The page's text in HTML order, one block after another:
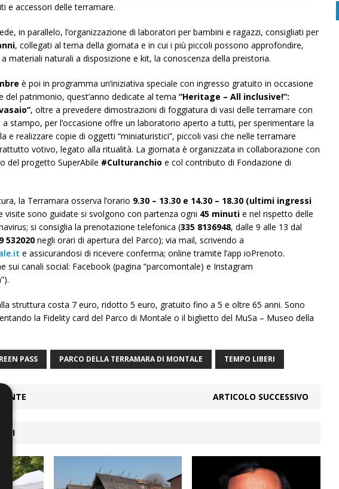
e accessori delle terramare.
in parallelo, l’organizzazione di laboratori per bambini e ragazzi, consigliati per
, collegati al tema della giornata e in cui i più piccoli possono approfondire,
materiali naturali a disposizione e kit, la conoscenza della preistoria.
è poi in programma un’iniziativa speciale con ingresso gratuito in occasione
del patrimonio, quest’anno dedicate al tema “Heritage – All inclusive!”:
, oltre a prevedere dimostrazioni di foggiatura di vasi delle terramare con
a stampo, per l’occasione offre un laboratorio aperto a tutti, per sperimentare la
e realizzare copie di oggetti “miniaturistici”, piccoli vasi che nelle terramare
votivo, legato alla ritualità. La giornata è organizzata in collaborazione con
del progetto SuperAbile #Culturanchio e col contributo di Fondazione di
la Terramara osserva l’orario 9.30 – 13.30 e 14.30 – 18.30 (ultimi ingressi
visite sono guidate si svolgono con partenza ogni 45 minuti e nel rispetto delle
si consiglia la prenotazione telefonica (335 8136948, dalle 9 alle 13 dal
532020 negli orari di apertura del Parco); via mail, scrivendo a
e assicurandosi di ricevere conferma; online tramite l’app ioPrenoto.
sui canali social: Facebook (pagina “parcomontale) e Instagram
struttura costa 7 euro, ridotto 5 euro, gratuito fino a 5 e oltre 65 anni. Sono
la Fidelity card del Parco di Montale o il biglietto del MuSa – Museo della
PASS PARCO DELLA TERRAMARA DI MONTALE TEMPO LIBERI
ARTICOLO SUCCESSIVO